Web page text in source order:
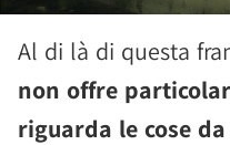
Al di là di questa
non offre
riguarda le cose